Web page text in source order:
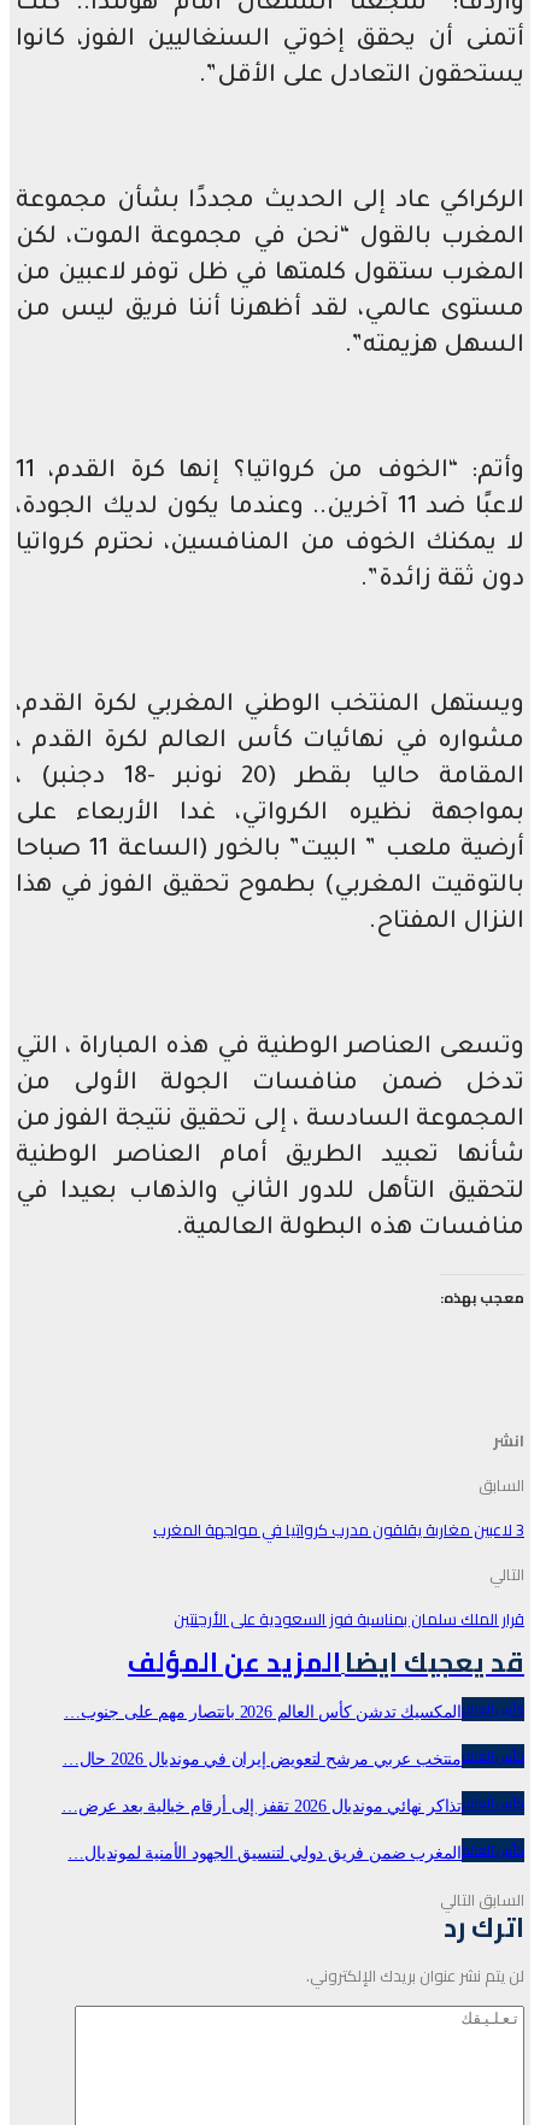
أتمنى أن يحقق إخوتي السنغاليين الفوز، كانوا
يستحقون التعادل على الأقل”.
الركراكي عاد إلى الحديث مجددًا بشأن مجموعة
المغرب بالقول “نحن في مجموعة الموت، لكن
المغرب ستقول كلمتها في ظل توفر لاعبين من
مستوى عالمي، لقد أظهرنا أننا فريق ليس من
السهل هزيمته”.
وأتم: “الخوف من كرواتيا؟ إنها كرة القدم، 11
لاعبًا ضد 11 آخرين.. وعندما يكون لديك الجودة،
لا يمكنك الخوف من المنافسين، نحترم كرواتيا
دون ثقة زائدة”.
ويستهل المنتخب الوطني المغربي لكرة القدم،
مشواره في نهائيات كأس العالم لكرة القدم ،
المقامة حاليا بقطر (20 نونبر -18 دجنبر) ،
بمواجهة نظيره الكرواتي، غدا الأربعاء على
أرضية ملعب ” البيت” بالخور (الساعة 11 صباحا
بالتوقيت المغربي) بطموح تحقيق الفوز في هذا
النزال المفتاح.
وتسعى العناصر الوطنية في هذه المباراة ، التي
تدخل ضمن منافسات الجولة الأولى من
المجموعة السادسة ، إلى تحقيق نتيجة الفوز من
شأنها تعبيد الطريق أمام العناصر الوطنية
لتحقيق التأهل للدور الثاني والذهاب بعيدا في
منافسات هذه البطولة العالمية.
معجب بهذه:
انشر
السابق
3 لاعبين مغاربة يقلقون مدرب كرواتيا في مواجهة المغرب
التالي
قرار الملك سلمان بمناسبة فوز السعودية على الأرجنتين
قد يعجبك ايضاالمزيد عن المؤلف
كأس العالم المكسيك تدشن كأس العالم 2026 بانتصار مهم على جنوب…
كأس العالممنتخب عربي مرشح لتعويض إيران في مونديال 2026 حال…
كأس العالمتذاكر نهائي مونديال 2026 تقفز إلى أرقام خيالية بعد عرض…
كأس العالم المغرب ضمن فريق دولي لتنسيق الجهود الأمنية لمونديال…
السابق التالي
اترك رد
لن يتم نشر عنوان بريدك الإلكتروني.